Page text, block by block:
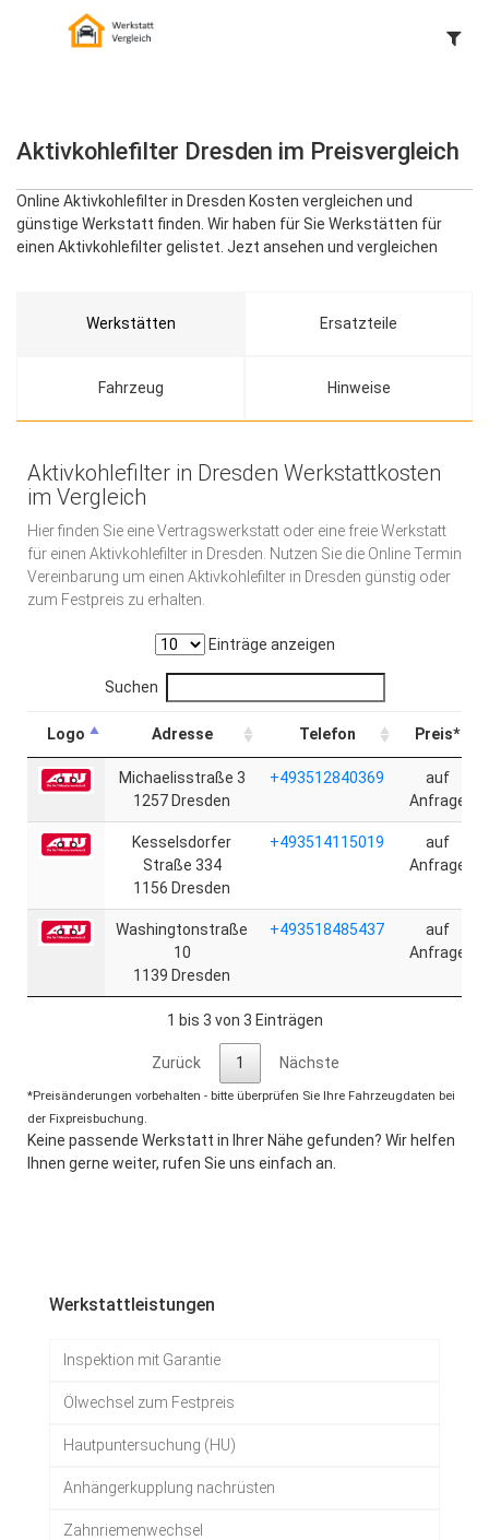
Aktivkohlefilter Dresden im Preisvergleich
Online Aktivkohlefilter in Dresden Kosten vergleichen und
günstige Werkstatt finden. Wir haben für Sie Werkstätten für
einen Aktivkohlefilter gelistet. Jezt ansehen und vergleichen
Werkstätten Ersatzteile
Fahrzeug Hinweise
Aktivkohlefilter in Dresden Werkstattkosten
im Vergleich
Hier finden Sie eine Vertragswerkstatt oder eine freie Werkstatt
für einen Aktivkohlefilter in Dresden. Nutzen Sie die Online Termin
Vereinbarung um einen Aktivkohlefilter in Dresden günstig oder
zum Festpreis zu erhalten.
Einträge anzeigen
Suchen
Logo Adresse Telefon Preis*
Michaelisstraße 3
1257 Dresden
+493512840369
auf
Anfrage
Kesselsdorfer
Straße 334
1156 Dresden
+493514115019
auf
Anfrage
Washingtonstraße
10
1139 Dresden
+493518485437
auf
Anfrage
1 bis 3 von 3 Einträgen
Zurück 1 Nächste
*Preisänderungen vorbehalten - bitte überprüfen Sie Ihre Fahrzeugdaten bei
der Fixpreisbuchung.
Keine passende Werkstatt in Ihrer Nähe gefunden? Wir helfen
Ihnen gerne weiter, rufen Sie uns einfach an.
Werkstattleistungen
Inspektion mit Garantie
Ölwechsel zum Festpreis
Hautpuntersuchung (HU)
Anhängerkupplung nachrüsten
Zahnriemenwechsel